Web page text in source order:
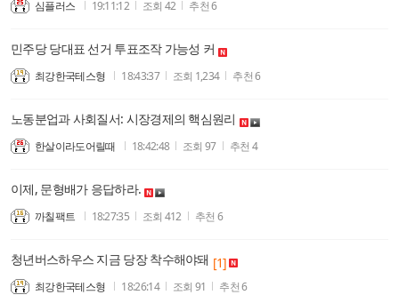
심플러스 19:11:12 조회 42 추천6
민주당 당대표 선거 투표조작 가능성 커
최강한국테스형 18:43:37 조회 1,234 추천6
노동분업과 사회질서: 시장경제의 핵심원리
한살이라도어릴때 18:42:48 조회 97 추천 4
이제, 문형배가 응답하라.
까칠팩트 18:27:35 조회 412 추천 6
청년버스하우스 지금 당장 착수해야돼 [1]
최강한국테스형 18:26:14 조회 91 추천6